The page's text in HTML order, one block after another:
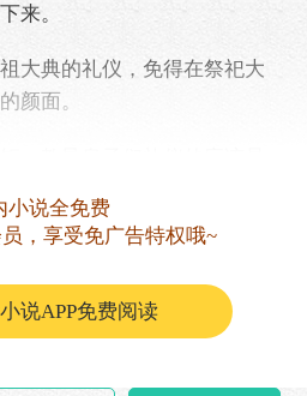
来。
典的礼仪，免得在祭祀大
颜面。
男子就不方便来这里了，只
小说全免费
，享受免广告特权哦~
说APP免费阅读